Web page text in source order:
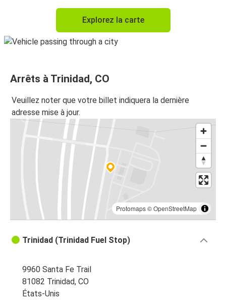
Explorez la carte
Arrêts à Trinidad, CO
Veuillez noter que votre billet indiquera la dernière
adresse mise à jour.
Protomaps©OpenStreetMap
Trinidad (Trinidad Fuel Stop)
9960 Santa Fe Trail
81082 Trinidad, CO
États-Unis